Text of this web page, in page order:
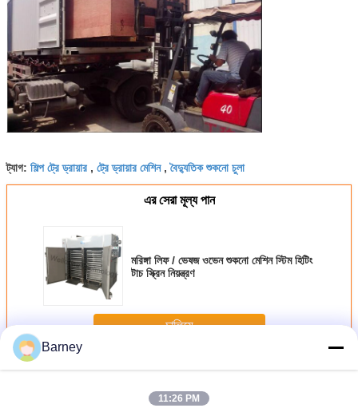
ট্যাগ: শিল্প ট্রে ড্রায়ার , ট্রে ড্রায়ার মেশিন,বৈদ্যুতিক শুকনো চুলা
এর সেরা মূল্য পান
মরিঙ্গা লিফ / ভেষজ ওভেন শুকনো মেশিন স্টিম হিটিং
টাচ স্ক্রিন নিয়ন্ত্রণ
চালিয়ে
অধিকট্রে শুকনো ওভেন
Barney
11:26 PM